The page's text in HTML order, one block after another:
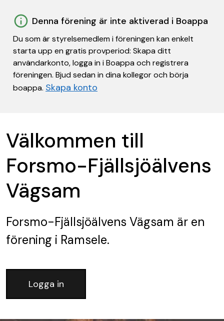
Denna förening är inte aktiverad i Boappa
Du som är styrelsemedlem i föreningen kan enkelt
starta upp en gratis provperiod: Skapa ditt
användarkonto, logga in i Boappa och registrera
föreningen. Bjud sedan in dina kollegor och börja
boappa. Skapa konto
Välkommen till
Forsmo-Fjällsjöälvens
Vägsam
Forsmo-Fjällsjöälvens Vägsam är en
förening i Ramsele.
Logga in